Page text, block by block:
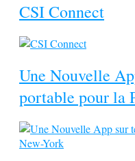
CSI Connect
Une Nouvelle
portable pour la